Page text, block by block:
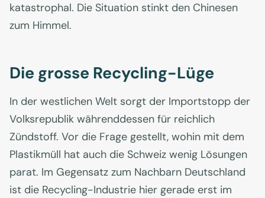
katastrophal. Die Situation stinkt den Chinesen
zum Himmel.
Die grosse Recycling-Lüge
In der westlichen Welt sorgt der Importstopp der
Volksrepublik währenddessen für reichlich
Zündstoff. Vor die Frage gestellt, wohin mit dem
Plastikmüll hat auch die Schweiz wenig Lösungen
parat. Im Gegensatz zum Nachbarn Deutschland
ist die Recycling-Industrie hier gerade erst im